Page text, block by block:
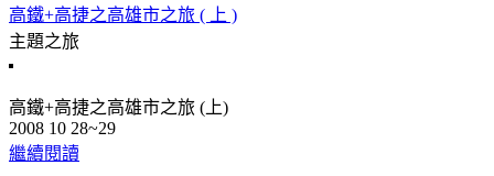
高鐵+高捷之高雄市之旅 ( 上 )
主題之旅
高鐵+高捷之高雄市之旅 (上)
2008 10 28~29
繼續閱讀